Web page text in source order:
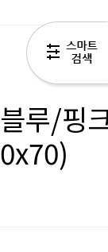
루/핑